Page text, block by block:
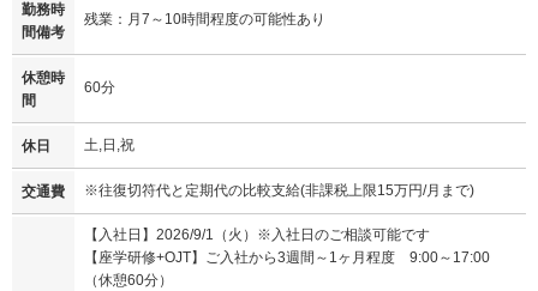
勤務時
間備考
残業：月7～10時間程度の可能性あり
休憩時
間
60分
休日 土,日,祝
交通費 ※往復切符代と定期代の比較支給(非課税上限15万円/月まで)
【入社日】2026/9/1（火）※入社日のご相談可能です
【座学研修+OJT】ご入社から3週間～1ヶ月程度 9:00～17:00
（休憩60分）